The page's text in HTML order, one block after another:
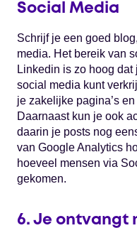
Social Media
Schrijf je een goed
media. Het bereik van
Linkedin is zo hoog
social media kunt
je zakelijke pagina’s
Daarnaast kun je ook
daarin je posts nog
van Google Analytics
hoeveel mensen via
gekomen.
6. Je ontvangt